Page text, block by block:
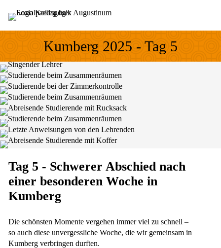
Sprung zum Hauptinhalt
Sprung zur Fusszeile
Kumberg 2025 - Tag 5
Tag 5 - Schwerer Abschied nach
einer besonderen Woche in
Kumberg
Die schönsten Momente vergehen immer viel zu schnell –
so auch diese unvergessliche Woche, die wir gemeinsam in
Kumberg verbringen durften.